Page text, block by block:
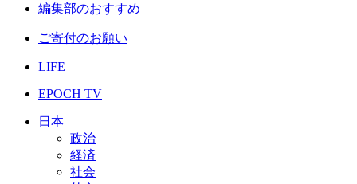
編集部のおすすめ
ご寄付のお願い
LIFE
EPOCH TV
日本
政治
経済
社会